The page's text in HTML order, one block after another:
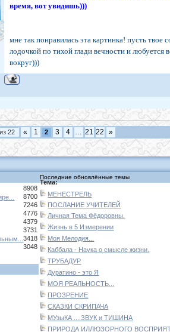
время, вот увидишь)))
мне так понравилась эта картинка! пусть твое
лодочкой по тихой глади вечности и любуется
вокруг)))
22 « 1 2 3 4 21 22 »
Последние обновлённые темы
8908
8700
7246
4776
4379
3731
3418
3048
Тема:
МЕНЕСТРЕЛЬ
ПОСЛАНИЕ УЧИТЕЛЕЙ
Личная Тема Фёдоровны.
Жизнь в 5 Измерении
Моя Мелодия...
Каббала - Наука о смысле жизни.
ТРУБАДУР
Дуратино - это Я
МОЯ РЕАЛЬНОСТЬ...
ПРОЗРЕНИЕ
СКАЗКИ СКРИПАЧА
МУзыКА ....ЗВУК и ТИШИНА
ПРИРОДА ИЛЛЮЗОРНОГО